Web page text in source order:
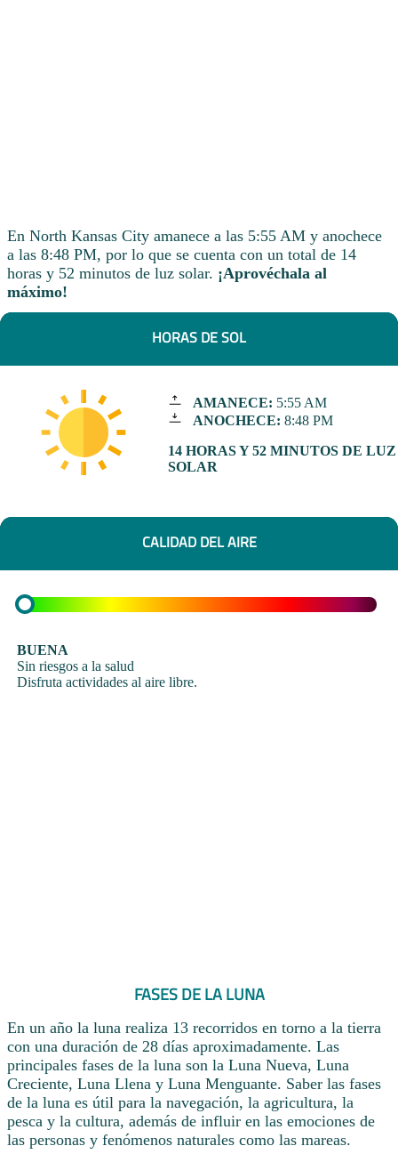
En North Kansas City amanece a las 5:55 AM y anochece
a las 8:48 PM, por lo que se cuenta con un total de 14
horas y 52 minutos de luz solar. ¡Aprovéchala al
máximo!
HORAS DE SOL
AMANECE: 5:55 AM
ANOCHECE: 8:48 PM
14 HORAS Y 52 MINUTOS DE LUZ
SOLAR
CALIDAD DEL AIRE
BUENA
Sin riesgos a la salud
Disfruta actividades al aire libre.
FASES DE LA LUNA
En un año la luna realiza 13 recorridos en torno a la tierra
con una duración de 28 días aproximadamente. Las
principales fases de la luna son la Luna Nueva, Luna
Creciente, Luna Llena y Luna Menguante. Saber las fases
de la luna es útil para la navegación, la agricultura, la
pesca y la cultura, además de influir en las emociones de
las personas y fenómenos naturales como las mareas.